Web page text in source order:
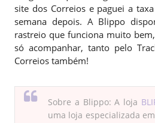
site dos Correios e paguei a
semana depois. A Blippo
rastreio que funciona muito
só acompanhar, tanto pelo
Correios também!
Sobre a Blippo: A loja
uma loja especializada